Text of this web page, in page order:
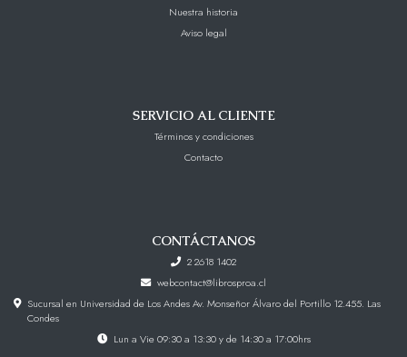
Nuestra historia
Aviso legal
SERVICIO AL CLIENTE
Términos y condiciones
Contacto
CONTÁCTANOS
2 2618 1402
webcontact@librosproa.cl
Sucursal en Universidad de Los Andes Av. Monseñor Álvaro del Portillo 12.455. Las
Condes
Lun a Vie 09:30 a 13:30 y de 14:30 a 17:00hrs